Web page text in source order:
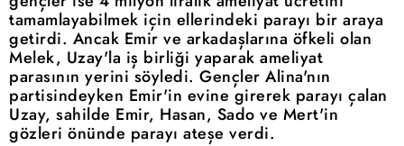
tamamlayabilmek için ellerindeki parayı bir araya
getirdi. Ancak Emir ve arkadaşlarına öfkeli olan
Melek, Uzay'la iş birliği yaparak ameliyat
parasının yerini söyledi. Gençler Alina'nın
partisindeyken Emir'in evine girerek parayı çalan
Uzay, sahilde Emir, Hasan, Sado ve Mert'in
gözleri önünde parayı ateşe verdi.